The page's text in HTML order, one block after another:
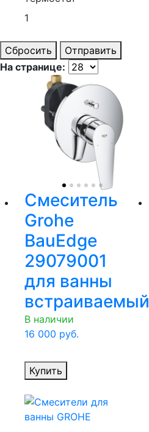
1
Сбросить
Отправить
На странице:
Смеситель
Grohe
BauEdge
29079001
для ванны
встраиваемый
В наличии
16 000 руб.
Купить